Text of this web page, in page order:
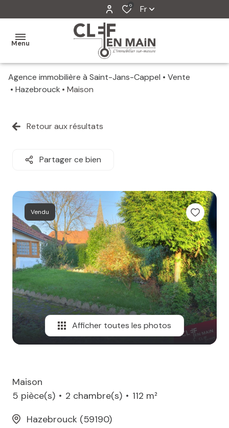
0 Fr
Menu
MON
MES
MES
ESTIMATION
ALERTE
MAIL
Agence immobilière à Saint-Jans-Cappel
Vente
Hazebrouck
Maison
Retour aux résultats
Partager ce bien
Vendu
Afficher toutes les photos
Maison
5 pièce(s)
2 chambre(s)
112 m²
Hazebrouck (59190)